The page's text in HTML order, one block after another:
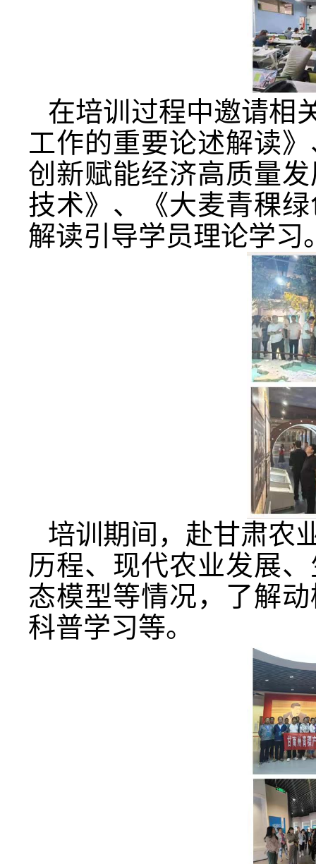
在培训过程中邀请相
工作的重要论述解读
创新赋能经济高质量
技术》、《大麦青稞
解读引导学员理论学习
培训期间，赴甘肃农
历程、现代农业发展
态模型等情况，了解
科普学习等。